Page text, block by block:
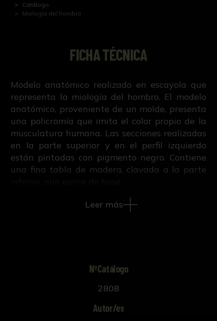
Catálogo
Miología del hombro
FICHA TÉCNICA
Modelo anatómico realizado en escayola que
representa la miología del hombro. El modelo
anatómico, proveniente de un molde, presenta
una policromía que imita el color propio de la
musculatura humana. Las secciones realizadas
en la parte superior y en el perfil izquierdo
están pintadas con pigmento negro. Contiene
una fina tabla de madera, clavada a la parte
Leer más
NºCatálogo
2808
Autor/es